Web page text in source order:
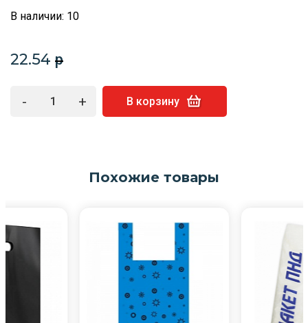
В наличии: 10
22.54 p
- + В корзину
Похожие товары